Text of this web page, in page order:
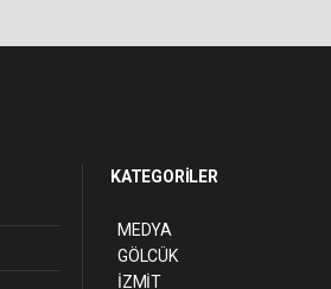
KATEGORİLER
MEDYA
GÖLCÜK
İZMİT